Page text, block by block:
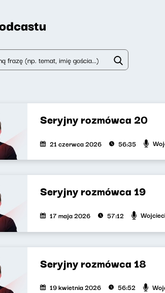
Seryjny rozmówca 20
21 czerwca 2026 56:35
Seryjny rozmówca 19
17 maja 2026 57:12
Seryjny rozmówca 18
19 kwietnia 2026 56:52